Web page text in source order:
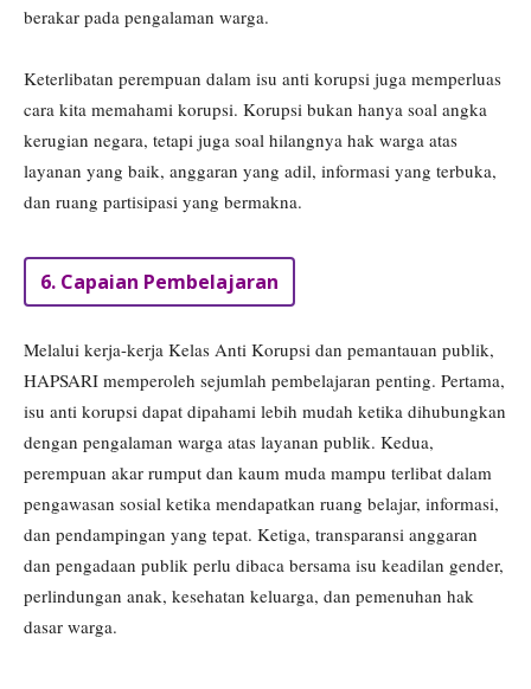
berakar pada pengalaman warga.
Keterlibatan perempuan dalam isu anti korupsi juga memperluas
cara kita memahami korupsi. Korupsi bukan hanya soal angka
kerugian negara, tetapi juga soal hilangnya hak warga atas
layanan yang baik, anggaran yang adil, informasi yang terbuka,
dan ruang partisipasi yang bermakna.
6. Capaian Pembelajaran
Melalui kerja-kerja Kelas Anti Korupsi dan pemantauan publik,
HAPSARI memperoleh sejumlah pembelajaran penting. Pertama,
isu anti korupsi dapat dipahami lebih mudah ketika dihubungkan
dengan pengalaman warga atas layanan publik. Kedua,
perempuan akar rumput dan kaum muda mampu terlibat dalam
pengawasan sosial ketika mendapatkan ruang belajar, informasi,
dan pendampingan yang tepat. Ketiga, transparansi anggaran
dan pengadaan publik perlu dibaca bersama isu keadilan gender,
perlindungan anak, kesehatan keluarga, dan pemenuhan hak
dasar warga.